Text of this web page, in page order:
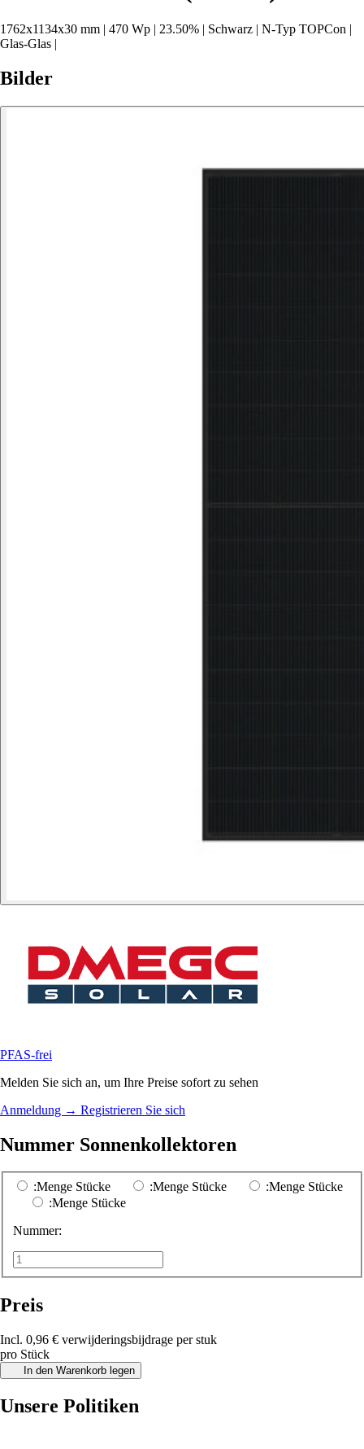
1762x1134x30 mm | 470 Wp | 23.50% | Schwarz | N-Typ TOPCon |
Glas-Glas |
Bilder
PFAS-frei
Melden Sie sich an, um Ihre Preise sofort zu sehen
Anmeldung → Registrieren Sie sich
Nummer Sonnenkollektoren
:Menge Stücke :Menge Stücke
:Menge Stücke
:Menge Stücke
Nummer:
Preis
Incl. 0,96 € verwijderingsbijdrage per stuk
pro Stück
In den Warenkorb legen
Unsere Politiken